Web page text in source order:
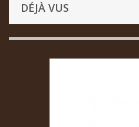
DÉJÀ VUS